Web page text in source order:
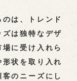
は、トレンド
は独特なデザ
に受け入れら
状を取り入れ
のニーズにし